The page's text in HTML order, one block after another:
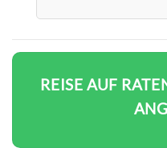
REISE AUF